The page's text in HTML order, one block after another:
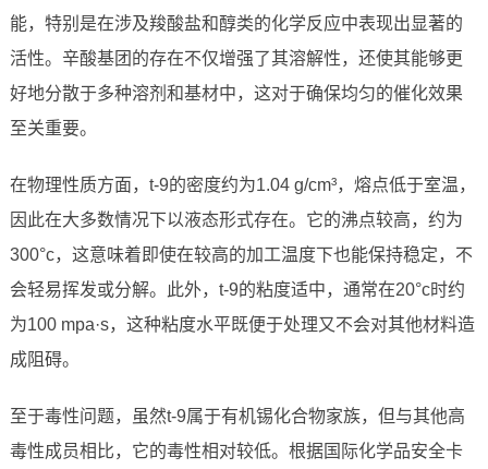
能，特别是在涉及羧酸盐和醇类的化学反应中表现出显著的
活性。辛酸基团的存在不仅增强了其溶解性，还使其能够更
好地分散于多种溶剂和基材中，这对于确保均匀的催化效果
至关重要。
在物理性质方面，t-9的密度约为1.04 g/cm³，熔点低于室温，
因此在大多数情况下以液态形式存在。它的沸点较高，约为
300°c，这意味着即使在较高的加工温度下也能保持稳定，不
会轻易挥发或分解。此外，t-9的粘度适中，通常在20°c时约
为100 mpa·s，这种粘度水平既便于处理又不会对其他材料造
成阻碍。
至于毒性问题，虽然t-9属于有机锡化合物家族，但与其他高
毒性成员相比，它的毒性相对较低。根据国际化学品安全卡